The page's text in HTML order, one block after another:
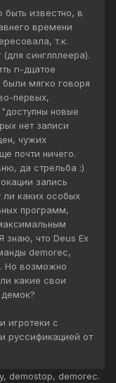
известно, в
времени
т.к.
(для синглплеера).
n-дцатое
мягко говоря
первых,
новые
нет записи
чужих
почти ничего.
да стрельба :)
запись
ли каких особых
программ,
знаю, что Deus Ex
demorec,
Но возможно
какие свои
игротеки с
руссификацией от
demostop, demorec.